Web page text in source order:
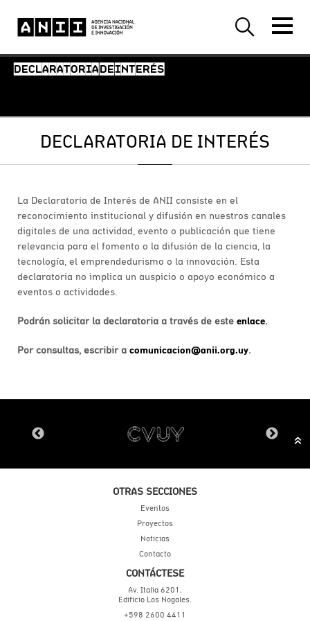
DECLARATORIA DE INTERÉS
DECLARATORIA DE INTERÉS
La Declaratoria de Interés de ANII consiste en el
reconocimiento institucional y difusión en nuestros canales
digitales de una actividad, evento o publicación que tiene
relevancia para el fomento o la difusión de la ciencia, la
tecnología, el emprendedurismo o la innovación. Esta
declaratoria no implica un auspicio o apoyo económico a
eventos o actividades.
Podrán solicitar la declaratoria a través de este enlace.
Por consultas, escribir a comunicacion@anii.org.uy.
OTRAS SECCIONES
Eventos
Proyectos
Noticias
Contacto
CONTÁCTESE
Av. Italia 6201,
Edificio Los Nogales.
+598 2600 4411